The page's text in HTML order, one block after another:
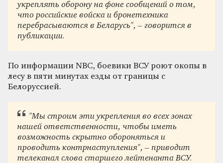
укреплять оборону на фоне сообщений о том,
что российские войска и бронетехника
перебрасываются в Беларусь", – говорится в
публикации.
По информации NBC, боевики ВСУ роют окопы в
лесу в пяти минутах езды от границы с
Белоруссией.
"Мы строим эти укрепления во всех зонах
нашей ответственности, чтобы иметь
возможность скрытно обороняться и
проводить контрнаступления", – приводит
телеканал слова старшего лейтенанта ВСУ.